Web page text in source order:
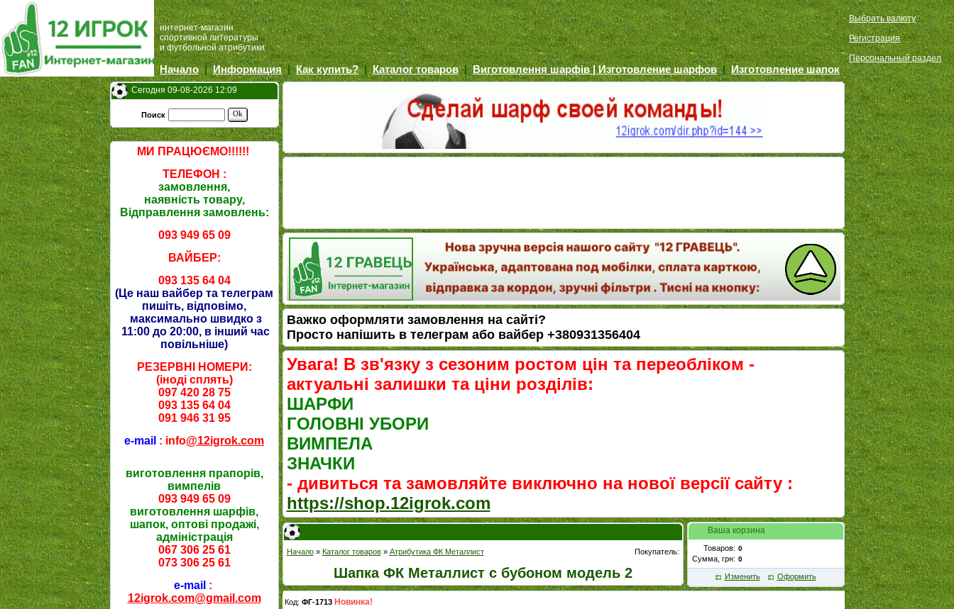
интернет-магазин
спортивной литературы
и футбольной атрибутики
Начало |Информация |Как купить? |Каталог товаров |Виготовлення шарфів | Изготовление шарфов |Изготовление шапок
Выбрать валюту
Регистрация
Персональный раздел
Сегодня 09-08-2026 12:09
Поиск Ok
МИ ПРАЦЮЄМО!!!!!!
ТЕЛЕФОН :
замовлення,
наявність товару,
Відправлення замовлень:
093 949 65 09
ВАЙБЕР:
093 135 64 04
(Це наш вайбер та телеграм
пишіть, відповімо,
максимально швидко з
11:00 до 20:00, в інший час
повільніше)
РЕЗЕРВНІ НОМЕРИ:
(іноді сплять)
097 420 28 75
093 135 64 04
091 946 31 95
e-mail : info@12igrok.com
виготовлення прапорів,
вимпелів
093 949 65 09
виготовлення шарфів,
шапок, оптові продажі,
адміністрація
067 306 25 61
073 306 25 61
e-mail :
12igrok.com@gmail.com
Важко оформляти замовлення на сайті?
Просто напішить в телеграм або вайбер +380931356404
Увага! В зв'язку з сезоним ростом цін та переобліком -
актуальні залишки та ціни розділів:
ШАРФИ
ГОЛОВНІ УБОРИ
ВИМПЕЛА
ЗНАЧКИ
- дивиться та замовляйте виключно на нової версії сайту :
https://shop.12igrok.com
Начало» Каталог товаров» Атрибутика ФК Металлист Покупатель:
Шапка ФК Металлист с бубоном модель 2
Ваша корзина
Товаров:
Сумма, грн:
Изменить Оформить
Код: ФГ-1713 Новинка!